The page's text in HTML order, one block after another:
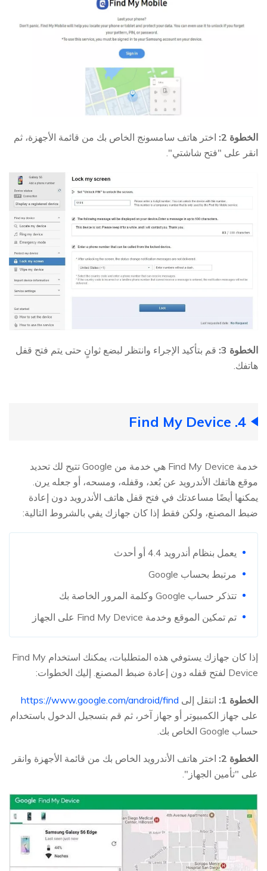
الخطوة 2:
اختر هاتف سامسونج الخاص بك من قائمة الأجهزة، ثم
انقر على "فتح شاشتي".
الخطوة 3:
قم بتأكيد الإجراء وانتظر لبضع ثوانٍ حتى يتم فتح قفل
هاتفك.
4. Find My Device
خدمة Find My Device هي خدمة من Google تتيح لك تحديد
موقع هاتفك الأندرويد عن بُعد، وقفله، ومسحه، أو جعله يرن.
يمكنها أيضًا مساعدتك في فتح قفل هاتف الأندرويد دون إعادة
ضبط المصنع، ولكن فقط إذا كان جهازك يفي بالشروط التالية:
يعمل بنظام أندرويد 4.4 أو أحدث
مرتبط بحساب Google
تتذكر حساب Google وكلمة المرور الخاصة بك
تم تمكين الموقع وخدمة Find My Device على الجهاز
إذا كان جهازك يستوفي هذه المتطلبات، يمكنك استخدام Find My
Device لفتح قفله دون إعادة ضبط المصنع. إليك الخطوات:
الخطوة 1: انتقل إلى https://www.google.com/android/find
على جهاز الكمبيوتر أو جهاز آخر، ثم قم بتسجيل الدخول باستخدام
حساب Google الخاص بك.
الخطوة 2:
اختر هاتف الأندرويد الخاص بك من قائمة الأجهزة وانقر
على "تأمين الجهاز".